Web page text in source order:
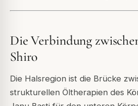
Die Verbindung
Shiro
Die Halsregion ist die Brücke
strukturellen Öltherapien des